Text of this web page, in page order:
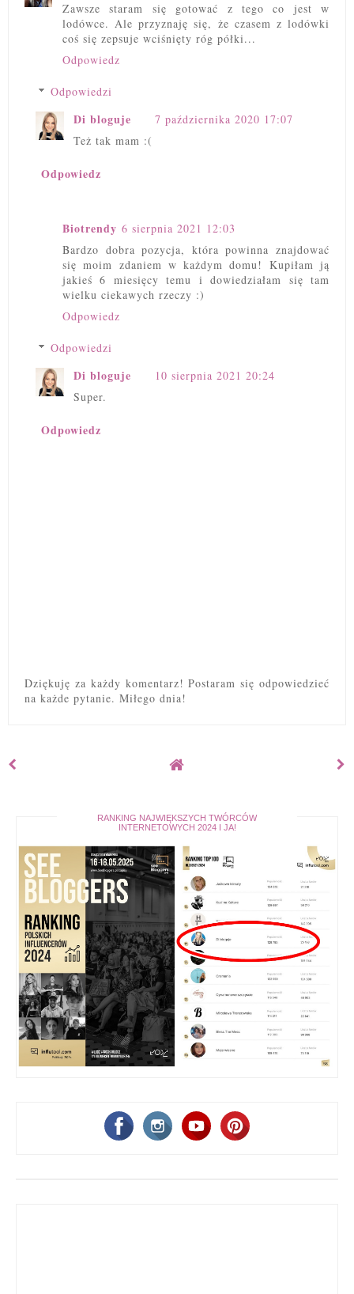
Zawsze staram się gotować z tego co jest w
lodówce. Ale przyznaję się, że czasem z lodówki
coś się zepsuje wciśnięty róg półki...
Odpowiedz
Odpowiedzi
Di bloguje
7 października 2020 17:07
Też tak mam :(
Odpowiedz
Biotrendy 6 sierpnia 2021 12:03
Bardzo dobra pozycja, która powinna znajdować
się moim zdaniem w każdym domu! Kupiłam ją
jakieś 6 miesięcy temu i dowiedziałam się tam
wielku ciekawych rzeczy :)
Odpowiedz
Odpowiedzi
Di bloguje
10 sierpnia 2021 20:24
Super.
Odpowiedz
Dziękuję za każdy komentarz! Postaram się odpowiedzieć
na każde pytanie. Miłego dnia!
RANKING NAJWIĘKSZYCH TWÓRCÓW
INTERNETOWYCH 2024 I JA!